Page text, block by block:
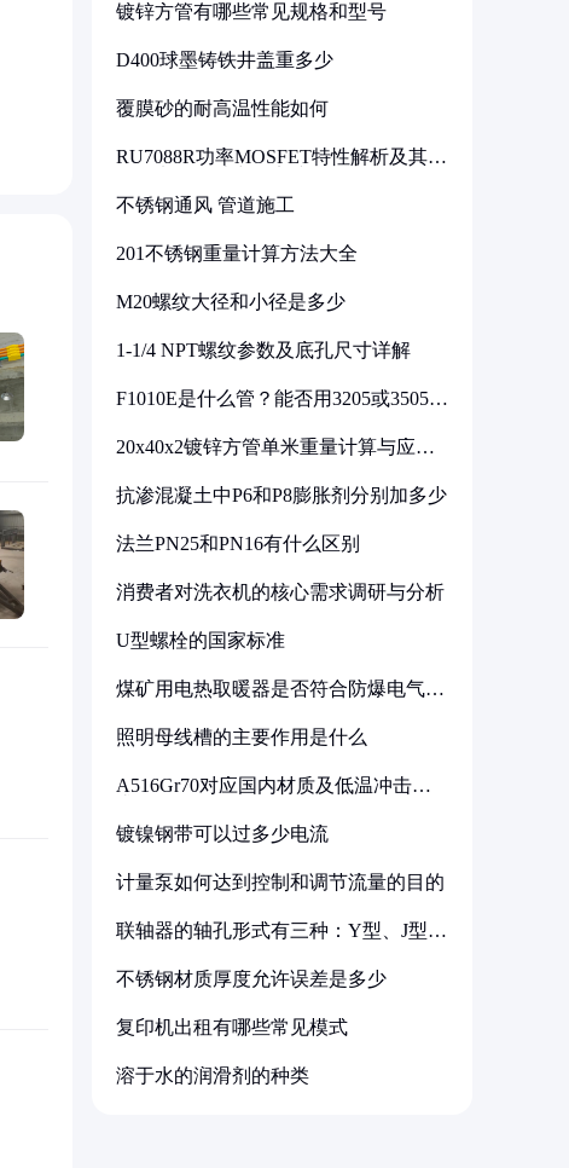
镀锌方管有哪些常见规格和型号
D400球墨铸铁井盖重多少
覆膜砂的耐高温性能如何
RU7088R功率MOSFET特性解析及其在
不锈钢通风 管道施工
201不锈钢重量计算方法大全
M20螺纹大径和小径是多少
1-1/4 NPT螺纹参数及底孔尺寸详解
F1010E是什么管？能否用3205或3505代
20x40x2镀锌方管单米重量计算与应用
抗渗混凝土中P6和P8膨胀剂分别加多少
法兰PN25和PN16有什么区别
消费者对洗衣机的核心需求调研与分析
U型螺栓的国家标准
煤矿用电热取暖器是否符合防爆电气设
照明母线槽的主要作用是什么
A516Gr70对应国内材质及低温冲击要
镀镍钢带可以过多少电流
计量泵如何达到控制和调节流量的目的
联轴器的轴孔形式有三种：Y型、J型、
不锈钢材质厚度允许误差是多少
复印机出租有哪些常见模式
溶于水的润滑剂的种类